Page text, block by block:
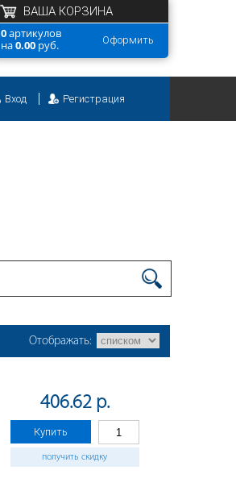
Оформить
ВАША КОРЗИНА
0артикулов
на0.00 руб.
Вход Регистрация
Отображать:
406.62 р.
Купить
получить скидку